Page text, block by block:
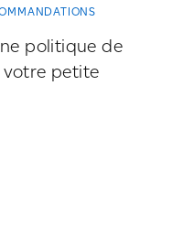
politique de
petite